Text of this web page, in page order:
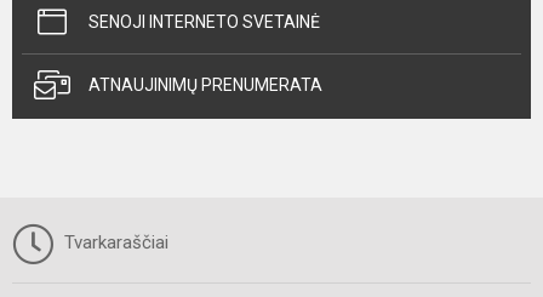
SENOJI INTERNETO SVETAINĖ
ATNAUJINIMŲ PRENUMERATA
Tvarkaraščiai